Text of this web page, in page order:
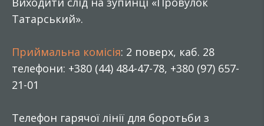
Татарський».
Приймальна комісія: 2 поверх, каб. 28
телефони: +380 (44) 484-47-78, +380 (97) 657-
21-01
Телефон гарячої лінії для боротьби з